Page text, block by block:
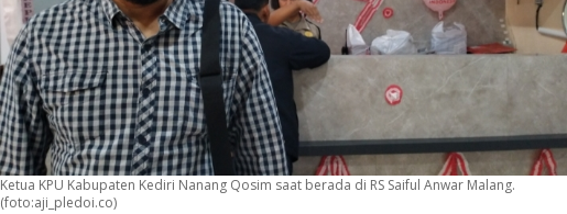
Ketua KPU Kabupaten Kediri Nanang Qosim saat berada di RS Saiful Anwar Malang.
(foto:aji_pledoi.co)